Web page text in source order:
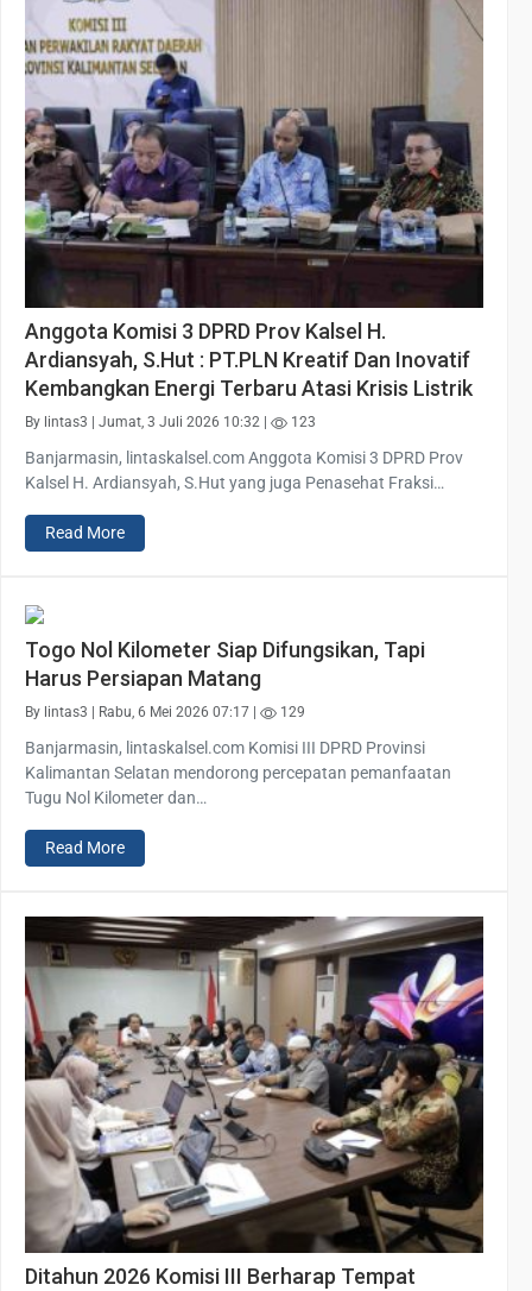
Anggota Komisi 3 DPRD Prov Kalsel H.
Ardiansyah, S.Hut : PT.PLN Kreatif Dan Inovatif
Kembangkan Energi Terbaru Atasi Krisis Listrik
By lintas3 | Jumat, 3 Juli 2026 10:32 | 123
Banjarmasin, lintaskalsel.com Anggota Komisi 3 DPRD Prov
Kalsel H. Ardiansyah, S.Hut yang juga Penasehat Fraksi…
Read More
Togo Nol Kilometer Siap Difungsikan, Tapi
Harus Persiapan Matang
By lintas3 | Rabu, 6 Mei 2026 07:17 | 129
Banjarmasin, lintaskalsel.com Komisi III DPRD Provinsi
Kalimantan Selatan mendorong percepatan pemanfaatan
Tugu Nol Kilometer dan…
Read More
Ditahun 2026 Komisi III Berharap Tempat